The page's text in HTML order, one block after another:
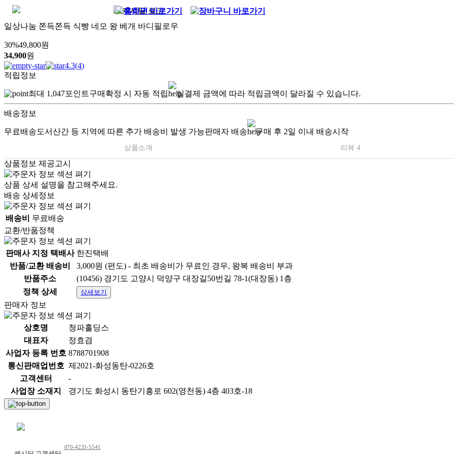
일상나눔 쫀득쫀득 식빵 네모 왕 베개 바디필로우
30%49,800원
34,900원
4.3(4)
적립정보
최대 1,047포인트구매확정 시 자동 적립 실결제 금액에 따라 적립금액이 달라질 수 있습니다.
배송정보
무료배송도서산간 등 지역에 따른 추가 배송비 발생 가능판매자 배송 구매 후 2일 이내 배송시작
상품소개 리뷰 4
상품정보 제공고시
상품 상세 설명을 참고해주세요.
배송 상세정보
배송비
무료배송
교환/반품정책
판매사 지정 택배사 한진택배
반품/교환 배송비
3,000원 (편도) - 최초 배송비가 무료인 경우, 왕복 배송비 부과
반품주소
(10456) 경기도 고양시 덕양구 대장길50번길 78-1(대장동) 1층
정책 상세
상세보기
판매자 정보
상호명
청파홀딩스
대표자
정효겸
사업자 등록 번호 8788701908
통신판매업번호 제2021-화성동탄-0226호
고객센터
-
사업장 소재지
경기도 화성시 동탄기흥로 602(영천동) 4층 403호-18
070-4233-5541